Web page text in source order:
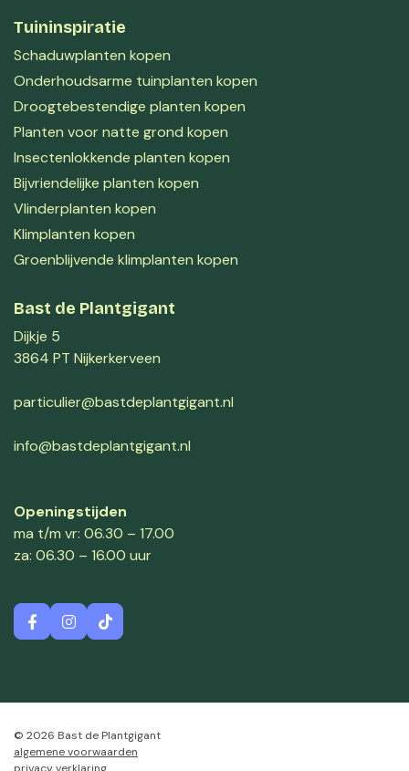
Tuininspiratie
Schaduwplanten kopen
Onderhoudsarme tuinplanten kopen
Droogtebestendige planten kopen
Planten voor natte grond kopen
Insectenlokkende planten kopen
Bijvriendelijke planten kopen
Vlinderplanten kopen
Klimplanten kopen
Groenblijvende klimplanten kopen
Bast de Plantgigant
Dijkje 5
3864 PT Nijkerkerveen
particulier@bastdeplantgigant.nl
info@bastdeplantgigant.nl
Openingstijden
ma t/m vr: 06.30 – 17.00
za: 06.30 – 16.00 uur
© 2026 Bast de Plantgigant
algemene voorwaarden